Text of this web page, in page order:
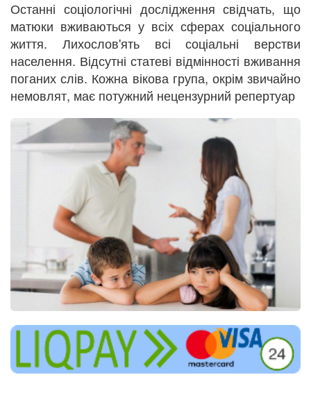
Останні соціологічні дослідження свідчать, що
матюки вживаються у всіх сферах соціального
життя. Лихослов'ять всі соціальні верстви
населення. Відсутні статеві відмінності вживання
поганих слів. Кожна вікова група, окрім звичайно
немовлят, має потужний нецензурний репертуар